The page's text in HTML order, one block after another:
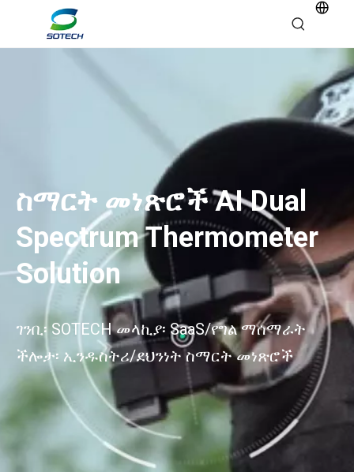
ስማርት መነጽሮች AI Dual
Spectrum Thermometer
Solution
ገንቢ፡ SOTECH መላኪያ፡ SaaS/የግል ማሰማራት
ችሎታ፡ ኢንዱስትሪ/ደህንነት ስማርት መነጽሮች